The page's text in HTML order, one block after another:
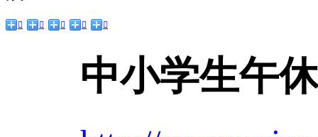
    
中小学生午